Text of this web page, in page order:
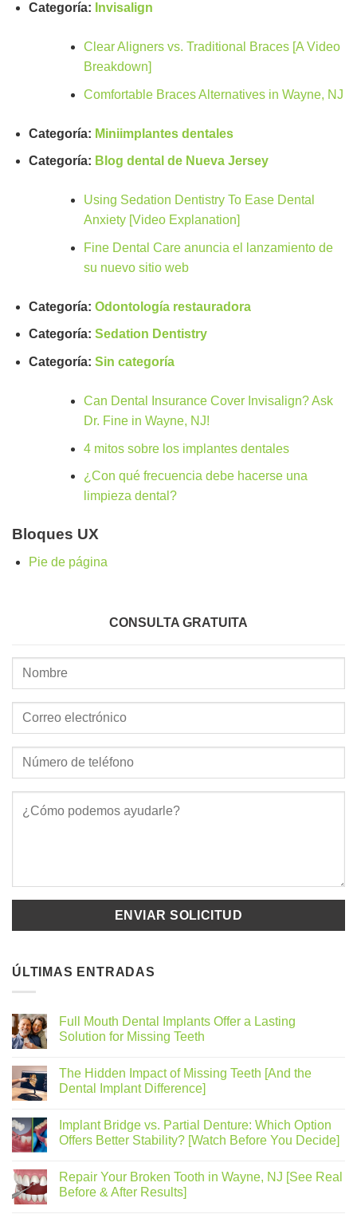
Categoría: Invisalign
Clear Aligners vs. Traditional Braces [A Video
Breakdown]
Comfortable Braces Alternatives in Wayne, NJ
Categoría: Miniimplantes dentales
Categoría: Blog dental de Nueva Jersey
Using Sedation Dentistry To Ease Dental
Anxiety [Video Explanation]
Fine Dental Care anuncia el lanzamiento de
su nuevo sitio web
Categoría: Odontología restauradora
Categoría: Sedation Dentistry
Categoría: Sin categoría
Can Dental Insurance Cover Invisalign? Ask
Dr. Fine in Wayne, NJ!
4 mitos sobre los implantes dentales
¿Con qué frecuencia debe hacerse una
limpieza dental?
Bloques UX
Pie de página
CONSULTA GRATUITA
ÚLTIMAS ENTRADAS
Full Mouth Dental Implants Offer a Lasting
Solution for Missing Teeth
The Hidden Impact of Missing Teeth [And the
Dental Implant Difference]
Implant Bridge vs. Partial Denture: Which Option
Offers Better Stability? [Watch Before You Decide]
Repair Your Broken Tooth in Wayne, NJ [See Real
Before & After Results]